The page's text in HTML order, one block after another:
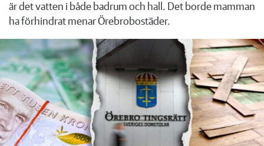
är det vatten i både badrum och hall. Det borde mamman
ha förhindrat menar Örebrobostäder.